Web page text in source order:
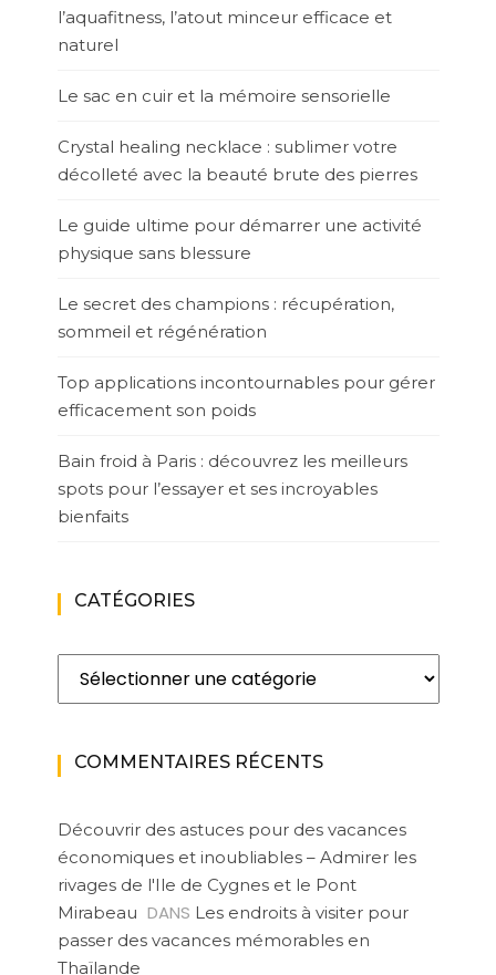
l’aquafitness, l’atout minceur efficace et
naturel
Le sac en cuir et la mémoire sensorielle
Crystal healing necklace : sublimer votre
décolleté avec la beauté brute des pierres
Le guide ultime pour démarrer une activité
physique sans blessure
Le secret des champions : récupération,
sommeil et régénération
Top applications incontournables pour gérer
efficacement son poids
Bain froid à Paris : découvrez les meilleurs
spots pour l’essayer et ses incroyables
bienfaits
CATÉGORIES
Catégories
COMMENTAIRES RÉCENTS
Découvrir des astuces pour des vacances
économiques et inoubliables – Admirer les
rivages de l'Ile de Cygnes et le Pont
Mirabeau DANS Les endroits à visiter pour
passer des vacances mémorables en
Thaïlande